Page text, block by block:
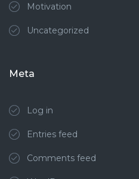
Motivation
Uncategorized
Meta
Log in
Entries feed
Comments feed